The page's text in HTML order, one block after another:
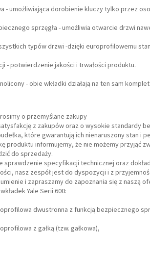
- umożliwiająca dorobienie kluczy tylko przez
sprzęgła - umożliwia otwarcie drzwi
typów drzwi -dzięki europrofilowemu
- potwierdzenie jakości i trwałości produktu.
- obie wkładki działają na ten sam
o przemyślane zakupy
z zakupów oraz o wysokie standardy
które gwarantują ich nienaruszony stan i
produktu informujemy, że nie możemy przyjąć
do sprzedaży.
sprawdzenie specyfikacji technicznej oraz
nasz zespół jest do dyspozycji i z
i zapraszamy do zapoznania się z naszą
Yale Serii 600:
dwustronna z funkcją bezpiecznego
z gałką (tzw. gałkowa),